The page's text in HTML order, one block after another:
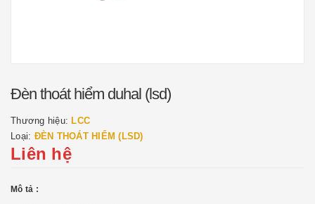
Đèn thoát hiểm duhal (lsd)
Thương hiệu: LCC
Loại: ĐÈN THOÁT HIỂM (LSD)
Liên hệ
Mô tả :